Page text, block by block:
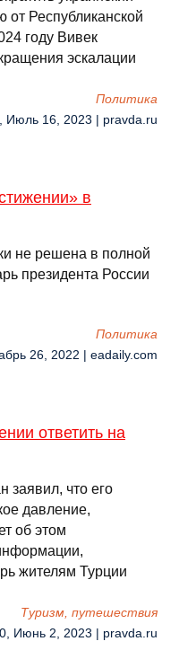
от Республиканской
году Вивек
эскалации
Политика
Июль 16, 2023 | pravda.ru
в
не решена в полной
президента России
Политика
26, 2022 | eadaily.com
ответить на
заявил, что его
давление,
об этом
жителям Турции
Туризм, путешествия
Июнь 2, 2023 | pravda.ru